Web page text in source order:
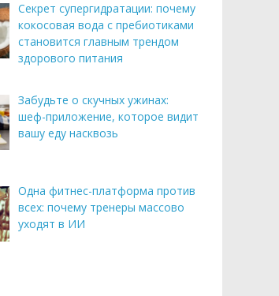
Секрет супергидратации: почему
кокосовая вода с пребиотиками
становится главным трендом
здорового питания
Забудьте о скучных ужинах:
шеф-приложение, которое видит
вашу еду насквозь
Одна фитнес-платформа против
всех: почему тренеры массово
уходят в ИИ